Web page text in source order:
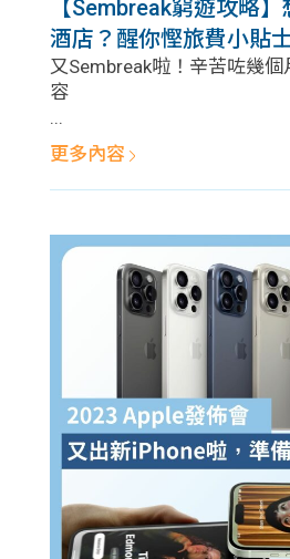
【Sembreak窮遊攻略
酒店？醒你慳旅費小貼
又Sembreak啦！辛苦咗幾個
容
...
更多內容